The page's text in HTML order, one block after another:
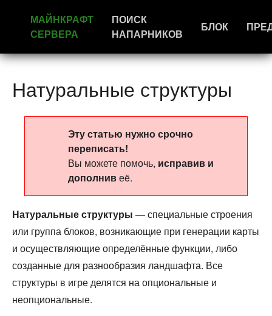
МАЙНКРАФТ
СЕРВЕРА
ПОИСК
НАПАРНИКОВ
БЛОК
Натуральные структуры
Эту статью нужно срочно
переписать!
Вы можете помочь, исправив и
дополнивеë.
Натуральные структуры — специальные строения
или группа блоков, возникающие при генерации карты
и осуществляющие определённые функции, либо
созданные для разнообразия ландшафта. Все
структуры в игре делятся на опциональные и
неопциональные.